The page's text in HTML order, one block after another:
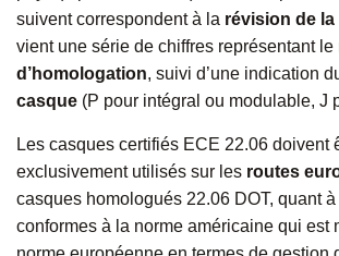
suivent correspondent à la révision de la
vient une série de chiffres représentant le
d’homologation, suivi d’une indication
casque (P pour intégral ou modulable, J
Les casques certifiés ECE 22.06 doivent
exclusivement utilisés sur les routes
casques homologués 22.06 DOT, quant
conformes à la norme américaine qui est